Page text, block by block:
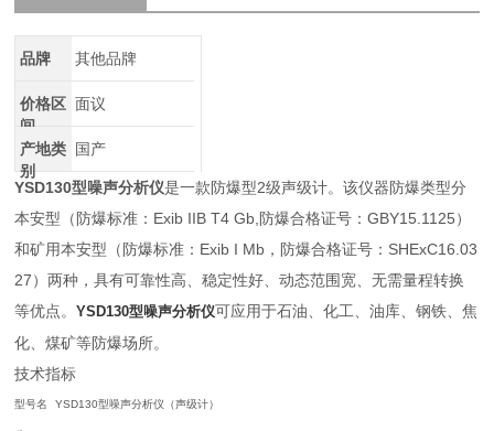
品牌 其他品牌
价格区
间
面议
产地类
别
国产
YSD130型噪声分析仪是一款防爆型2级声级计。该仪器防爆类型分
本安型（防爆标准：Exib IIB T4 Gb,防爆合格证号：GBY15.1125）
和矿用本安型（防爆标准：Exib I Mb，防爆合格证号：SHExC16.03
27）两种，具有可靠性高、稳定性好、动态范围宽、无需量程转换
等优点。YSD130型噪声分析仪可应用于石油、化工、油库、钢铁、焦
化、煤矿等防爆场所。
技术指标
型号名 YSD130型噪声分析仪（声级计）